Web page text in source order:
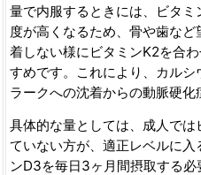
量で内服するときには、ビタ
度が高くなるため、骨や歯な
着しない様にビタミンK2を合
すめです。これにより、カル
ラークへの沈着からの動脈硬化
具体的な量としては、成人で
ていない方が、適正レベルに
ンD3を毎日3ヶ月間摂取する